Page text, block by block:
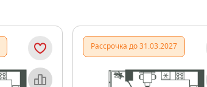
Рассрочка до 31.03.2027